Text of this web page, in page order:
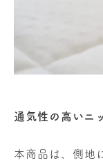
通気性の高いニ
本商品は、側地